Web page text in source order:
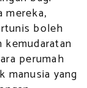
mereka,
boleh
kemudaratan
perumah
manusia yang